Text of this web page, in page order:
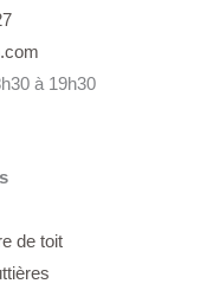
à 19h30
de toit